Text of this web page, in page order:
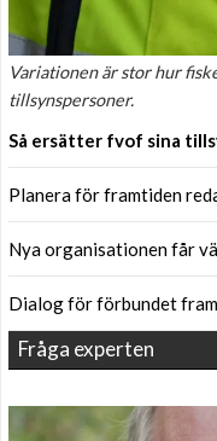
Variationen är stor hur
tillsynspersoner.
Så ersätter fvof sina
Planera för framtiden
Nya organisationen får
Dialog för förbundet
Fråga experten